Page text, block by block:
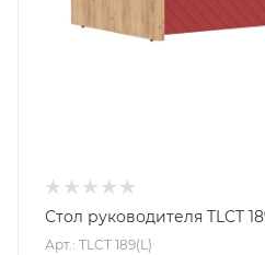
Стол руководителя TLCT
Арт.: TLCT 189(L)